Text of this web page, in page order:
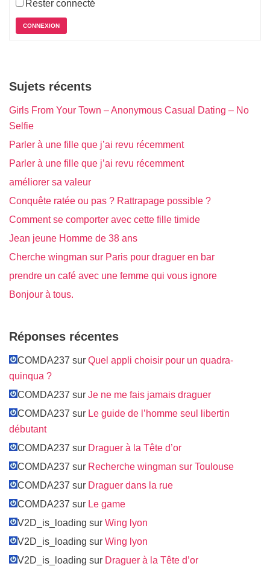
Rester connecté
CONNEXION
Sujets récents
Girls From Your Town – Anonymous Casual Dating – No
Selfie
Parler à une fille que j’ai revu récemment
Parler à une fille que j’ai revu récemment
améliorer sa valeur
Conquête ratée ou pas ? Rattrapage possible ?
Comment se comporter avec cette fille timide
Jean jeune Homme de 38 ans
Cherche wingman sur Paris pour draguer en bar
prendre un café avec une femme qui vous ignore
Bonjour à tous.
Réponses récentes
COMDA237 sur Quel appli choisir pour un quadra-
quinqua ?
COMDA237 sur Je ne me fais jamais draguer
COMDA237 sur Le guide de l’homme seul libertin
débutant
COMDA237 sur Draguer à la Tête d’or
COMDA237 sur Recherche wingman sur Toulouse
COMDA237 sur Draguer dans la rue
COMDA237 sur Le game
V2D_is_loading sur Wing lyon
V2D_is_loading sur Wing lyon
V2D_is_loading sur Draguer à la Tête d’or